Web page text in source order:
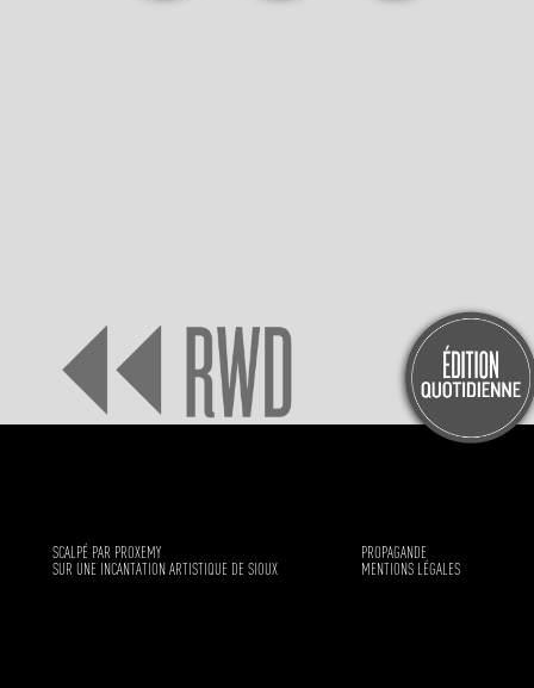
SCALPÉ PAR PROXEMY
SUR UNE INCANTATION ARTISTIQUE DE SIOUX
PROPAGANDE
MENTIONS LÉGALES